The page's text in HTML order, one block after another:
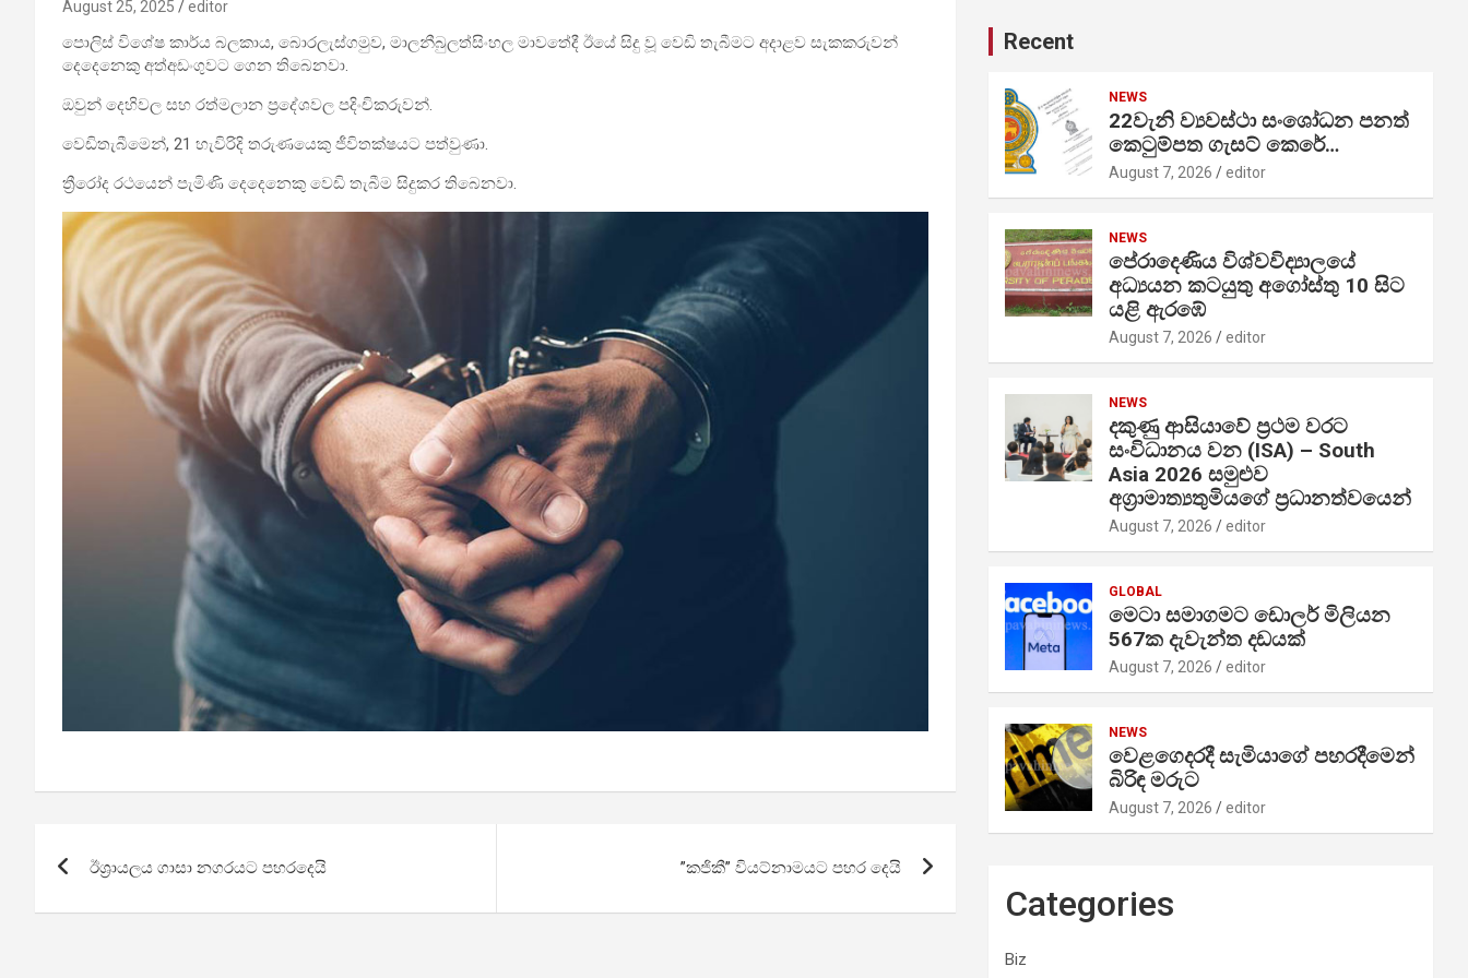
August 25, 2025 editor
පොලිස් විශේෂ කාර්ය බලකාය, බොරලැස්ගමුව, මාලනීබුලත්සිංහල මාවතේදී ඊයේ සිදු වූ වෙඩි තැබීමට අදාළව සැකකරුවන්
දෙදෙනෙකු අත්අඩංගුවට ගෙන තිබෙනවා.
ඔවුන් දෙහිවල සහ රත්මලාන ප්‍රදේශවල පදිංචිකරුවන්.
වෙඩිතැබීමෙන්, 21 හැවිරිදි තරුණයෙකු ජීවිතක්ෂයට පත්වුණා.
ත්‍රීරෝද රථයෙන් පැමිණි දෙදෙනෙකු වෙඩි තැබීම සිදුකර තිබෙනවා.
navigation
ඊශ්‍රායලය ගාසා නගරයට පහරදෙයි ”කජිකී” වියට්නාමයට පහර දෙයි
Recent
NEWS
22වැනි ව්‍යවස්ථා සංශෝධන පනත්
කෙටුම්පත ගැසට් කෙරේ…
August 7, 2026 editor
NEWS
පේරාදෙණිය විශ්වවිද්‍යාලයේ
අධ්‍යයන කටයුතු අගෝස්තු 10 සිට
යළි ඇරඹේ
August 7, 2026 editor
NEWS
දකුණු ආසියාවේ ප්‍රථම වරට
සංවිධානය වන (ISA) – South
Asia 2026 සමුළුව
අග්‍රාමාත්‍යතුමියගේ ප්‍රධානත්වයෙන්
August 7, 2026 editor
GLOBAL
මෙටා සමාගමට ඩොලර් මිලියන
567ක දැවැන්ත දඩයක්
August 7, 2026 editor
NEWS
වෙළගෙදරදී සැමියාගේ පහරදීමෙන්
බිරිඳ මරුට
August 7, 2026 editor
Categories
Biz